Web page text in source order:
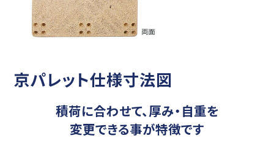
京パレット仕様寸法図
積荷に合わせて、厚み・自重を
変更できる事が特徴です